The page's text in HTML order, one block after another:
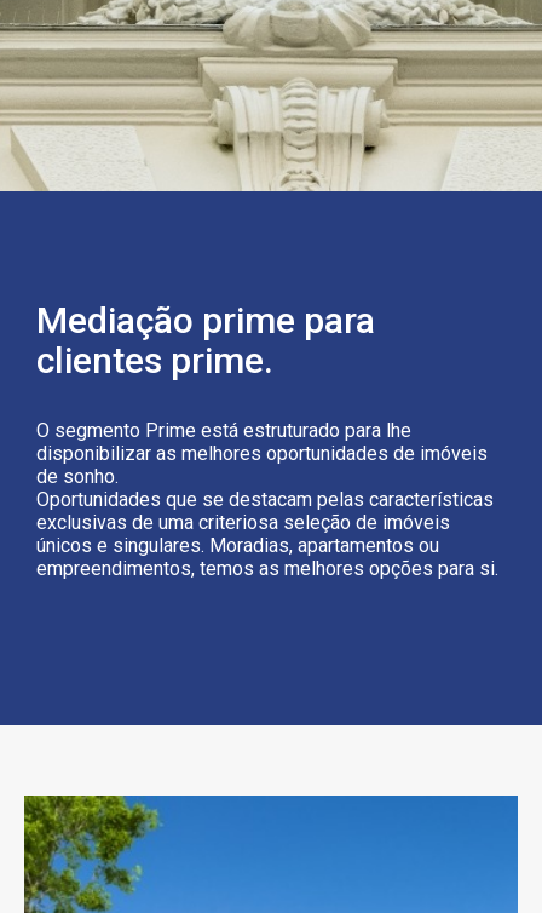
Mediação prime para
clientes prime.
O segmento Prime está estruturado para lhe
disponibilizar as melhores oportunidades de imóveis
de sonho.
Oportunidades que se destacam pelas características
exclusivas de uma criteriosa seleção de imóveis
únicos e singulares. Moradias, apartamentos ou
empreendimentos, temos as melhores opções para si.